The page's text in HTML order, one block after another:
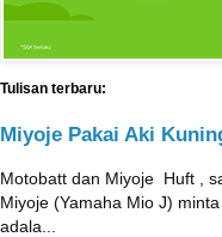
Tulisan terbaru:
Miyoje Pakai Aki
Motobatt dan Miyoje ‎ Huft ,
Miyoje (Yamaha Mio J)
adala...